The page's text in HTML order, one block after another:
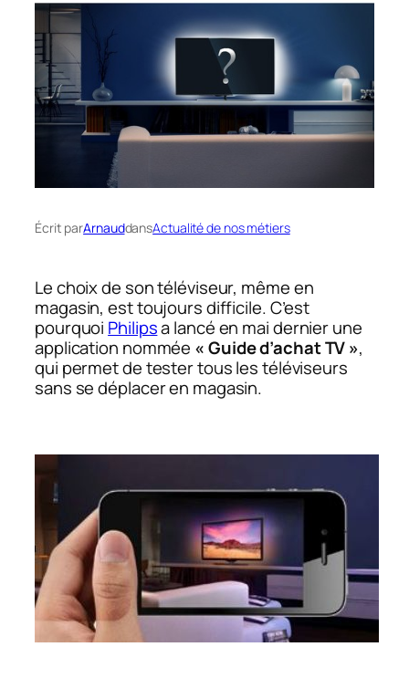
Écrit parArnauddansActualité de nos métiers
Le choix de son téléviseur, même en
magasin, est toujours difficile. C’est
pourquoi Philipsa lancé en mai dernier une
application nommée « Guide d’achat TV »,
qui permet de tester tous les téléviseurs
sans se déplacer en magasin.